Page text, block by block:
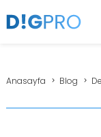
Anasayfa Blog